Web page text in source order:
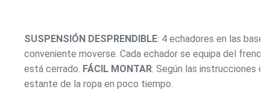
SUSPENSIÓN DESPRENDIBLE: 4 echadores en las
conveniente moverse. Cada echador se equipa del freno
está cerrado. FÁCIL MONTAR: Según las instrucciones
estante de la ropa en poco tiempo.